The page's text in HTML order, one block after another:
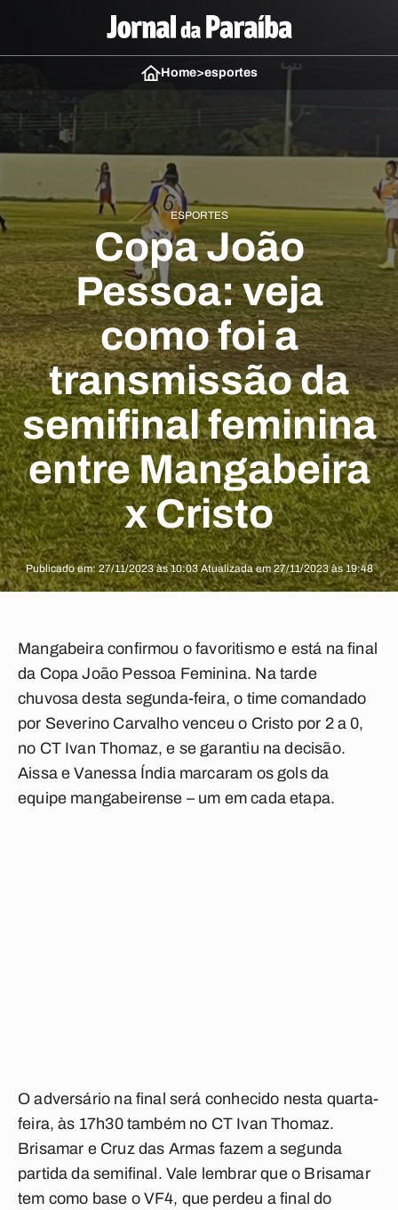
Home>esportes
ESPORTES
Copa João
Pessoa: veja
como foi a
transmissão da
semifinal feminina
entre Mangabeira
x Cristo
Publicado em: 27/11/2023 às 10:03 Atualizada em 27/11/2023 às 19:48
Mangabeira confirmou o favoritismo e está na final
da Copa João Pessoa Feminina. Na tarde
chuvosa desta segunda-feira, o time comandado
por Severino Carvalho venceu o Cristo por 2 a 0,
no CT Ivan Thomaz, e se garantiu na decisão.
Aissa e Vanessa Índia marcaram os gols da
equipe mangabeirense – um em cada etapa.
O adversário na final será conhecido nesta quarta-
feira, às 17h30 também no CT Ivan Thomaz.
Brisamar e Cruz das Armas fazem a segunda
partida da semifinal. Vale lembrar que o Brisamar
tem como base o VF4, que perdeu a final do